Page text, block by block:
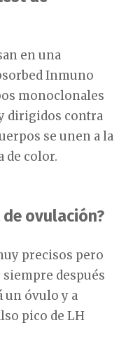
en una
Inmuno
monoclonales
dirigidos contra
se unen a la
de color.
ovulación?
precisos pero
después
un óvulo y a
pico de LH